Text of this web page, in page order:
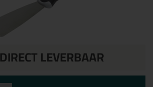
DIRECT LEVERBAAR